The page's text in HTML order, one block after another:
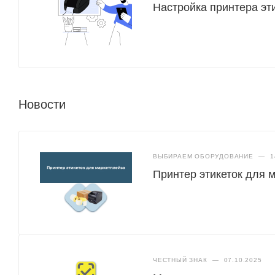
Настройка принтера
Новости
ВЫБИРАЕМ ОБОРУДОВАНИЕ —
Принтер этикеток для
ЧЕСТНЫЙ ЗНАК — 07.10.2025